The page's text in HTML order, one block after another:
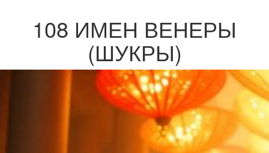
108 ИМЕН ВЕНЕРЫ
(ШУКРЫ)